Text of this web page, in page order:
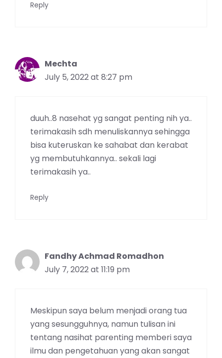
Reply
Mechta
July 5, 2022 at 8:27 pm
duuh..8 nasehat yg sangat penting nih ya..
terimakasih sdh menuliskannya sehingga
bisa kuteruskan ke sahabat dan kerabat
yg membutuhkannya.. sekali lagi
terimakasih ya..
Reply
Fandhy Achmad Romadhon
July 7, 2022 at 11:19 pm
Meskipun saya belum menjadi orang tua
yang sesungguhnya, namun tulisan ini
tentang nasihat parenting memberi saya
ilmu dan pengetahuan yang akan sangat